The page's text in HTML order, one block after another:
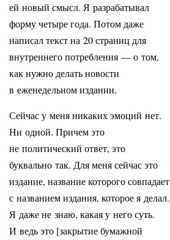
ей новый смысл. Я разрабатывал
форму четыре года. Потом даже
написал текст на 20 страниц для
внутреннего потребления — о том,
как нужно делать новости
в еженедельном издании.
Сейчас у меня никаких эмоций нет.
Ни одной. Причем это
не политический ответ, это
буквально так. Для меня сейчас это
издание, название которого совпадает
с названием издания, которое я делал.
Я даже не знаю, какая у него суть.
И ведь это [закрытие бумажной